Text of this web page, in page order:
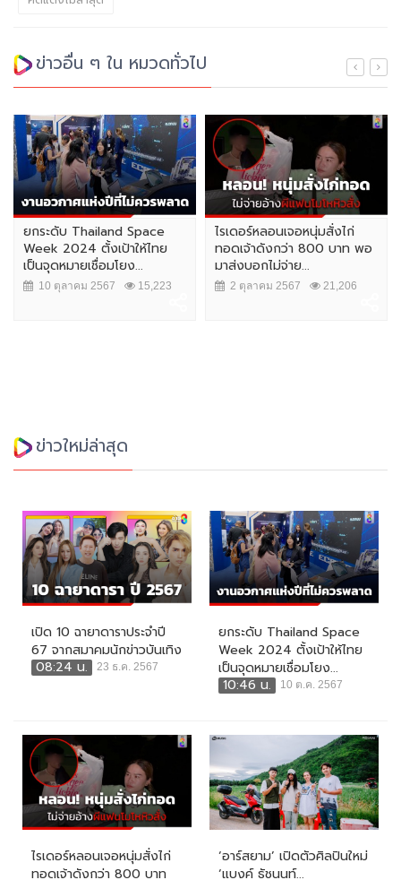
ข่าวอื่น ๆ ใน หมวดทั่วไป
ยกระดับ Thailand Space
Week 2024 ตั้งเป้าให้ไทย
เป็นจุดหมายเชื่อมโยง...
10 ตุลาคม 2567 15,223
ไรเดอร์หลอนเจอหนุ่มสั่งไก่
ทอดเจ้าดังกว่า 800 บาท พอ
มาส่งบอกไม่จ่าย...
2 ตุลาคม 2567 21,206
ข่าวใหม่ล่าสุด
เปิด 10 ฉายาดาราประจำปี
67 จากสมาคมนักข่าวบันเทิง
08:24 น.
23 ธ.ค. 2567
ยกระดับ Thailand Space
Week 2024 ตั้งเป้าให้ไทย
เป็นจุดหมายเชื่อมโยง...
10:46 น.
10 ต.ค. 2567
ไรเดอร์หลอนเจอหนุ่มสั่งไก่
ทอดเจ้าดังกว่า 800 บาท
‘อาร์สยาม’ เปิดตัวศิลปินใหม่
‘แบงค์ ธัชนนท์...